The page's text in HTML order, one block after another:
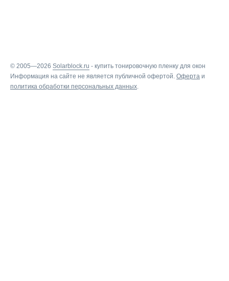
© 2005—2026 Solarblock.ru - купить тонировочную пленку для окон
Информация на сайте не является публичной офертой. Оферта и
политика обработки персональных данных.